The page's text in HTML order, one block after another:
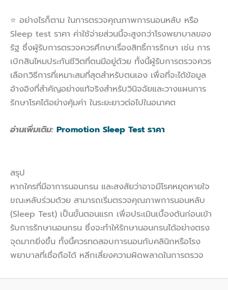
⭐ อย่างไรก็ตาม ในการตรวจคุณภาพการนอนหลับ หรือ
Sleep test ราคา ค่าใช้จ่ายส่วนนี้จะสูงกว่าโรงพยาบาลของ
รัฐ ซึ่งผู้รับการตรวจควรศึกษาเรื่องสิทธิ์การรักษา เช่น การ
เบิกสินไหมประกันชีวิตที่ตนมีอยู่ด้วย ทั้งนี้ผู้รับการตรวจควร
เลือกวิธีการที่เหมาะสมที่สุดสำหรับตนเอง เพื่อที่จะได้ข้อมูล
อ้างอิงที่สำคัญอย่างแท้จริงสำหรับวินิจฉัยและวางแผนการ
รักษาโรคได้อย่างคุ้มค่า ในระยะยาวต่อไปในอนาคต
อ่านเพิ่มเติม: Promotion Sleep Test ราคา
สรุป
หากใครที่มีอาการนอนกรน และสงสัยว่าอาจมีโรคหยุดหายใจ
ขณะหลับร่วมด้วย สามารถเริ่มตรวจคุณภาพการนอนหลับ
(Sleep Test) เป็นขั้นตอนแรก เพื่อประเมินเบื้องต้นก่อนเข้า
รับการรักษานอนกรน ซึ่งจะทำให้รักษานอนกรนได้อย่างตรง
จุดมากยิ่งขึ้น ทั้งนี้ควรทดสอบการนอนกับคลินิกหรือโรง
พยาบาลที่เชื่อถือได้ หลีกเลี่ยงความผิดพลาดในการตรวจ